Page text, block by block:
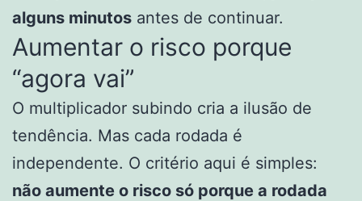
alguns minutos antes de continuar.
Aumentar o risco porque
“agora vai”
O multiplicador subindo cria a ilusão de
tendência. Mas cada rodada é
independente. O critério aqui é simples:
não aumente o risco só porque a rodada